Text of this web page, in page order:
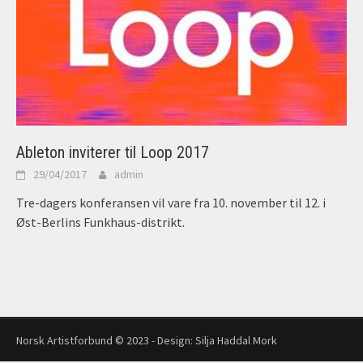
Ableton inviterer til Loop 2017
29/04/2017 admin
Tre-dagers konferansen vil vare fra 10. november til 12. i
Øst-Berlins Funkhaus-distrikt.
Norsk Artistforbund © 2023 - Design: Silja Haddal Mork